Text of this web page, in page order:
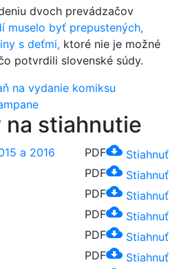
dvoch prevádzačov
muselo byť prepustených,
s deťmi, ktoré nie je možné
potvrdili slovenské súdy.
na vydanie komiksu
stiahnutie
a 2016 PDFcloud_download Stiahnuť
PDFcloud_download Stiahnuť
PDFcloud_download Stiahnuť
PDFcloud_download Stiahnuť
PDFcloud_download Stiahnuť
PDFcloud_download Stiahnuť